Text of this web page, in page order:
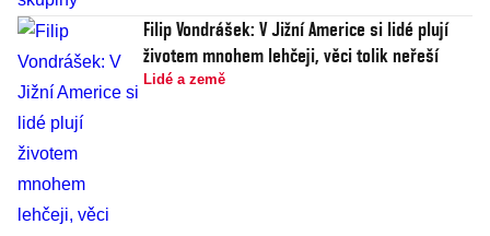
Filip Vondrášek: V Jižní Americe si lidé plují
životem mnohem lehčeji, věci tolik neřeší
Lidé a země